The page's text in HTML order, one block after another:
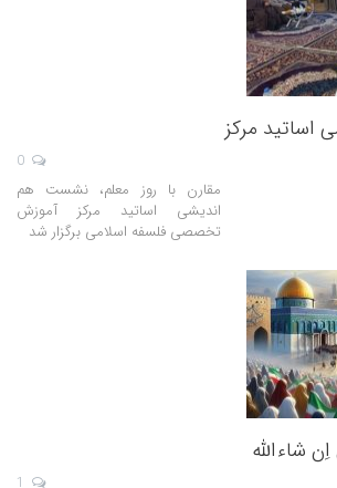
مرکز
مقارن با روز معلم، نشست هم
اندیشی اساتید مرکز آموزش
تخصصی فلسفه اسلامی برگزار شد
شاءالله